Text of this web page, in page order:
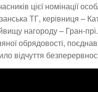
цієї номінації
ТГ, керівниця –
нагороду – Гран-
обрядовості,
відчуття